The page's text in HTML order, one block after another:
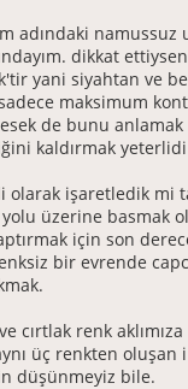
adındaki namussuz
dikkat
yani siyahtan ve
maksimum
de bunu
kaldırmak
işaretledik mi
üzerine basmak
için son
bir evrende
cırtlak renk aklımıza
üç renkten oluşan
düşünmeyiz bile.